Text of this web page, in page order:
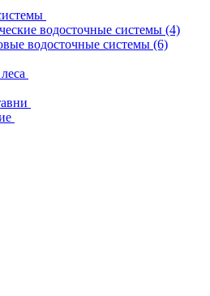
водосточные системы (4)
водосточные системы (6)